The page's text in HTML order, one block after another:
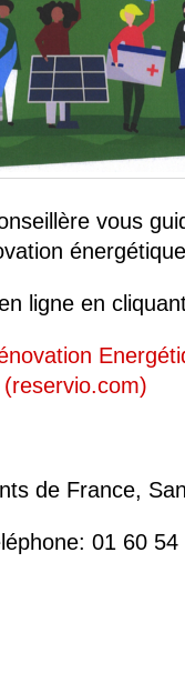
vous
ligne en
(reservio.com)
de France,
01 60 54